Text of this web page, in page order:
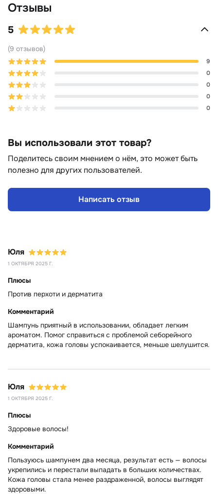
Отзывы
Юля
1 ОКТЯБРЯ 2025 Г.
Плюсы
Против перхоти и дерматита
Комментарий
Шампунь приятный в использовании, обладает легким
ароматом. Помог справиться с проблемой себорейного
дерматита, кожа головы успокаивается, меньше шелушится.
Юля
1 ОКТЯБРЯ 2025 Г.
Плюсы
Здоровые волосы!
Комментарий
Пользуюсь шампунем два месяца, результат есть — волосы
укрепились и перестали выпадать в больших количествах.
Кожа головы стала менее раздраженной, волосы выглядят
здоровыми.
5
(9 отзывов)
9
0
0
0
0
Вы использовали этот товар?
Поделитесь своим мнением о нём, это может быть
полезно для других пользователей.
Написать отзыв